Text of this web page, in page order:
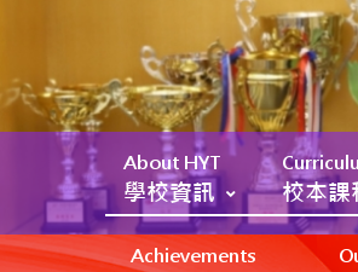
About HYT
學校資訊 校本課
Achievements